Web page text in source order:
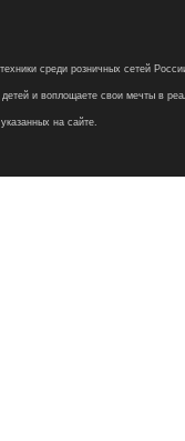
среди розничных сетей
и воплощаете свои мечты в
на сайте.